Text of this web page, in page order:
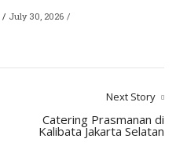
July 30, 2026
Next Story
Catering Prasmanan di
Kalibata Jakarta Selatan